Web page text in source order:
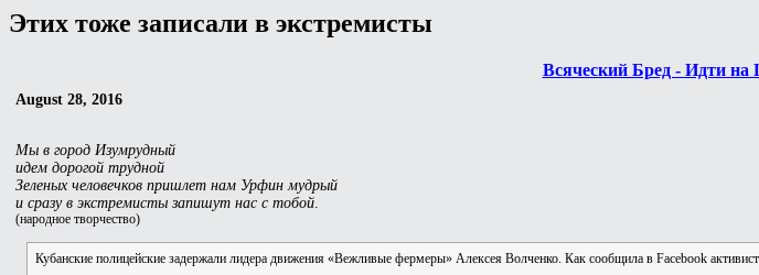
Этих тоже записали в экстремисты
Всяческий Бред - Идти на
August 28, 2016
Мы в город Изумрудный
идем дорогой трудной
Зеленых человечков пришлет нам Урфин мудрый
и сразу в экстремисты запишут нас с тобой
(народное творчество)
Кубанские полицейские задержали лидера движения «Вежливые фермеры» Алексея Волченко. Как сообщила в Facebook